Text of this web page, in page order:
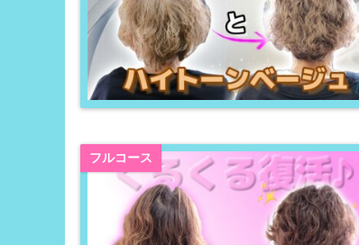
フルコース